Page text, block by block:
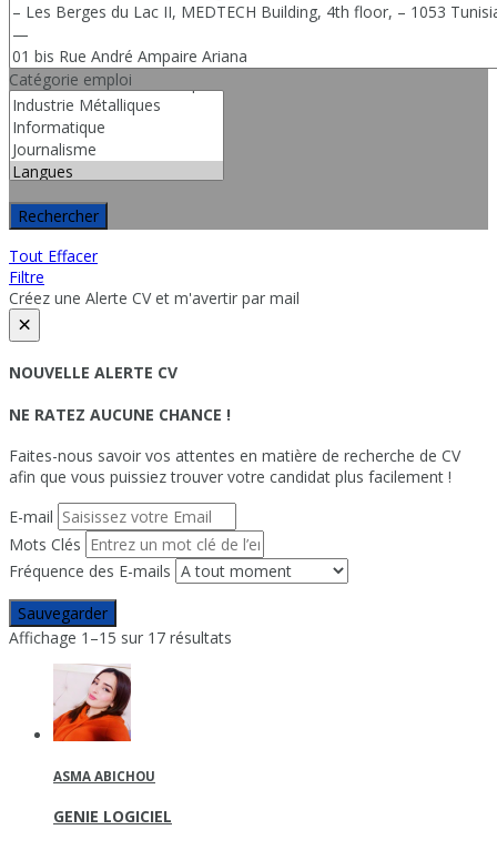
Catégorie emploi
Rechercher
Tout Effacer
Filtre
Créez une Alerte CV et m'avertir par mail
×
NOUVELLE ALERTE CV
NE RATEZ AUCUNE CHANCE !
Faites-nous savoir vos attentes en matière de recherche de CV
afin que vous puissiez trouver votre candidat plus facilement !
E-mail
Mots Clés
Fréquence des E-mails
Sauvegarder
Affichage 1–15 sur 17 résultats
ASMA ABICHOU
GENIE LOGICIEL